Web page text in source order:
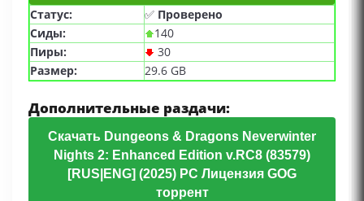
Статус: ✅ Проверено
Сиды:
140
Пиры:
30
Размер:
29.6 GB
Дополнительные раздачи:
Скачать Dungeons & Dragons Neverwinter
Nights 2: Enhanced Edition v.RC8 (83579)
[RUS|ENG] (2025) PC Лицензия GOG
торрент